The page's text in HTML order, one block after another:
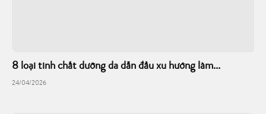
8 loại tinh chất dưỡng da dẫn đầu xu hướng làm...
24/04/2026